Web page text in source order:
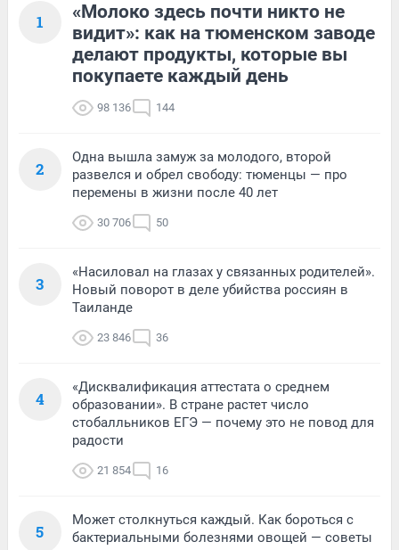
1
«Молоко здесь почти никто не
видит»: как на тюменском заводе
делают продукты, которые вы
покупаете каждый день
98 136 144
2
Одна вышла замуж за молодого, второй
развелся и обрел свободу: тюменцы — про
перемены в жизни после 40 лет
30 706 50
3
«Насиловал на глазах у связанных родителей».
Новый поворот в деле убийства россиян в
Таиланде
23 846 36
4
«Дисквалификация аттестата о среднем
образовании». В стране растет число
стобалльников ЕГЭ — почему это не повод для
радости
21 854 16
5
Может столкнуться каждый. Как бороться с
бактериальными болезнями овощей — советы